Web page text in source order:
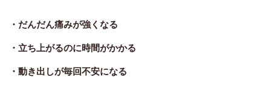
・だんだん痛みが強くなる
・立ち上がるのに時間がかかる
・動き出しが毎回不安になる